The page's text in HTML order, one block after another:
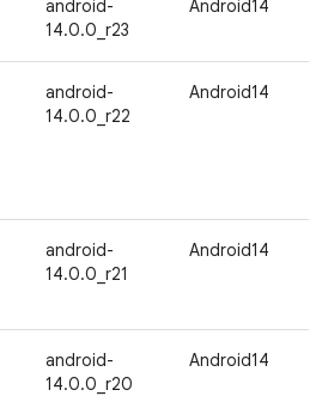
android-
14.0.0_r23
Android14
android-
14.0.0_r22
Android14
android-
14.0.0_r21
Android14
android-
14.0.0_r20
Android14